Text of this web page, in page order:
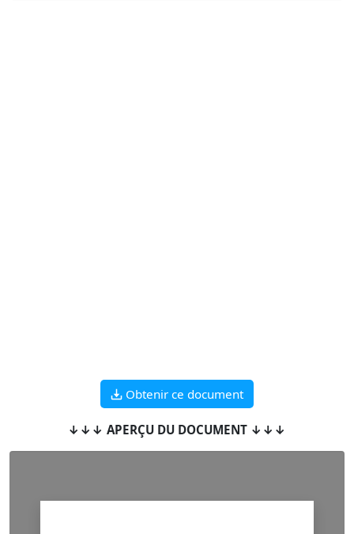
Obtenir ce document
↓↓↓ APERÇU DU DOCUMENT ↓↓↓